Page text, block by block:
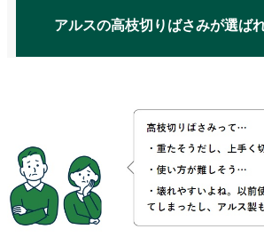
アルスの高枝切りばさみが選ば